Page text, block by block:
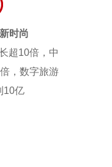
时尚
超10倍，中
，数字旅游
10亿